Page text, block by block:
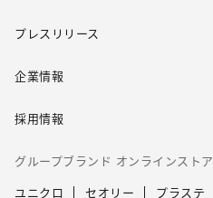
プレスリリース
企業情報
採用情報
グループブランド オンラインストア
ユニクロ セオリー プラステ